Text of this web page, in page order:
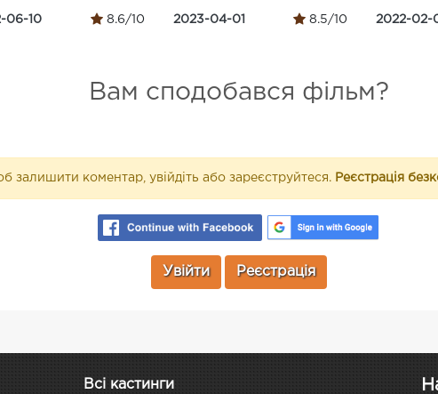
06-10 8.6/10 2023-04-01 8.5/10 2022-02-
Вам сподобався фільм?
залишити коментар, увійдіть або зареєструйтеся. Реєстрація
Увійти Реєстрація
Всі кастинги